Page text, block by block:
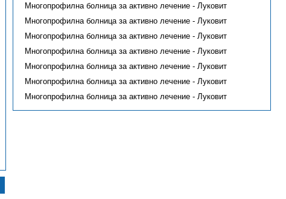
Многопрофилна болница за активно лечение - Луковит
Многопрофилна болница за активно лечение - Луковит
Многопрофилна болница за активно лечение - Луковит
Многопрофилна болница за активно лечение - Луковит
Многопрофилна болница за активно лечение - Луковит
Многопрофилна болница за активно лечение - Луковит
Многопрофилна болница за активно лечение - Луковит